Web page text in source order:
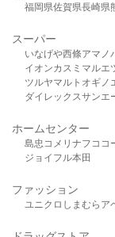
福岡県佐賀県長崎県
スーパー
いなげや西條アマノ
イオンカスミ マルエ
ツルヤマルト オギノ
ダイレックスサンエ
ホームセンター
島忠 コメリ ナフコ コ
ジョイフル本田
ファッション
ユニクロ しまむら ア